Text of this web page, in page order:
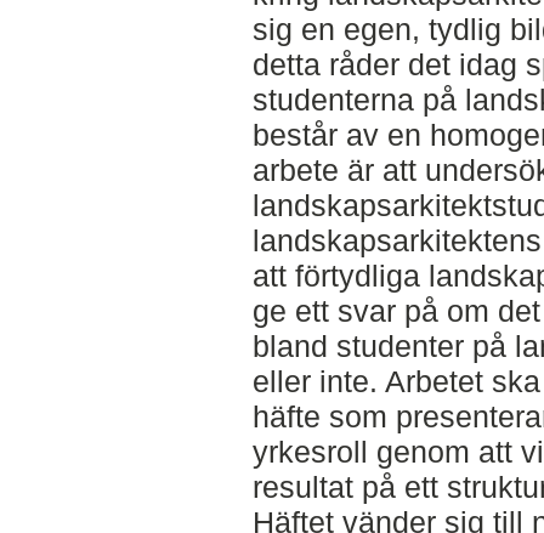
sig en egen, tydlig
detta råder det idag
studenterna på
består av en
arbete är att
att förtydliga
ge ett svar på om
bland studenter på
eller inte. Arbetet
häfte som
yrkesroll genom att
resultat på ett
Häftet vänder sig till